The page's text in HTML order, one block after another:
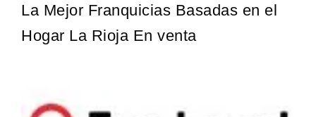
La Mejor Franquicias Basadas en el
Hogar La Rioja En venta